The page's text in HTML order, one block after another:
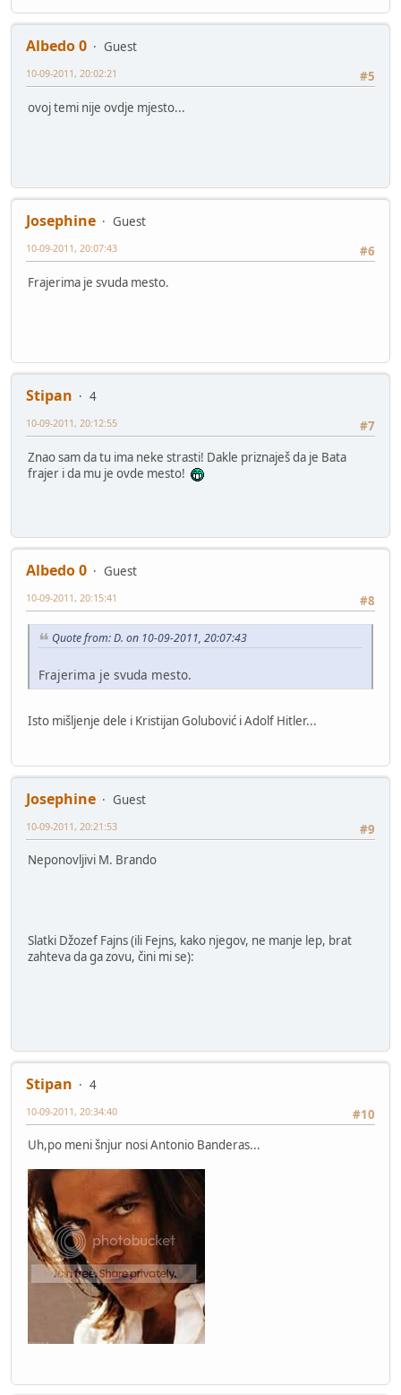
Albedo 0
Guest
#5
10-09-2011, 20:02:21
ovoj temi nije ovdje mjesto...
Josephine
Guest
#6
10-09-2011, 20:07:43
Frajerima je svuda mesto.
Stipan
4
#7
10-09-2011, 20:12:55
Znao sam da tu ima neke strasti! Dakle priznaješ da je Bata
frajer i da mu je ovde mesto!
Albedo 0
Guest
#8
10-09-2011, 20:15:41
Quote from: D. on 10-09-2011, 20:07:43
Frajerima je svuda mesto.
Isto mišljenje dele i Kristijan Golubović i Adolf Hitler...
Josephine
Guest
#9
10-09-2011, 20:21:53
Neponovljivi M. Brando
Slatki Džozef Fajns (ili Fejns, kako njegov, ne manje lep, brat
zahteva da ga zovu, čini mi se):
Stipan
4
#10
10-09-2011, 20:34:40
Uh,po meni šnjur nosi Antonio Banderas...